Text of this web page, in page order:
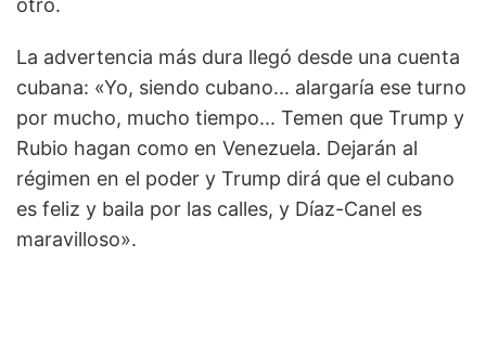
otro.
La advertencia más dura llegó desde una cuenta
cubana: «Yo, siendo cubano... alargaría ese turno
por mucho, mucho tiempo... Temen que Trump y
Rubio hagan como en Venezuela. Dejarán al
régimen en el poder y Trump dirá que el cubano
es feliz y baila por las calles, y Díaz-Canel es
maravilloso».